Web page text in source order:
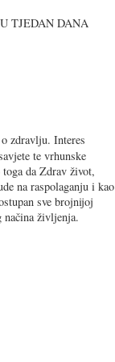
TJEDAN DANA
zdravlju. Interes
te vrhunske
da Zdrav život,
na raspolaganju i kao
sve brojnijoj
življenja.